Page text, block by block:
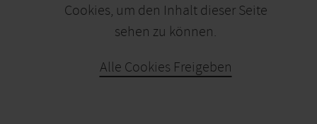
Cookies, um den Inhalt dieser Seite
sehen zu können.
Alle Cookies Freigeben